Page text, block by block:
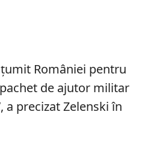
României pentru
de ajutor militar
a precizat Zelenski în